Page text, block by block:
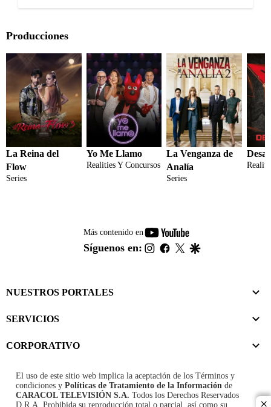
Producciones
La Reina del
Flow
Series
Yo Me Llamo
Realities Y Concursos
La Venganza de
Analía
Series
Más contenido en
youtube-
footer
Síguenos en: instagram
facebook
twitter
NUESTROS PORTALES
SERVICIOS
CORPORATIVO
El uso de este sitio web implica la aceptación de los Términos y
condiciones y Políticas de Tratamiento de la Información de
CARACOL TELEVISIÓN S.A. Todos los Derechos Reservados
D.R.A. Prohibida su reproducción total o parcial, así como su